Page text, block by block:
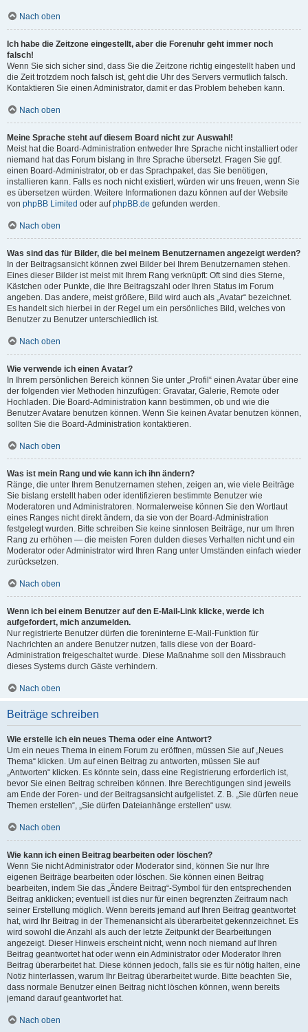
Nach oben
Ich habe die Zeitzone eingestellt, aber die Forenuhr geht immer noch
falsch!
Wenn Sie sich sicher sind, dass Sie die Zeitzone richtig eingestellt haben und
die Zeit trotzdem noch falsch ist, geht die Uhr des Servers vermutlich falsch.
Kontaktieren Sie einen Administrator, damit er das Problem beheben kann.
Nach oben
Meine Sprache steht auf diesem Board nicht zur Auswahl!
Meist hat die Board-Administration entweder Ihre Sprache nicht installiert oder
niemand hat das Forum bislang in Ihre Sprache übersetzt. Fragen Sie ggf.
einen Board-Administrator, ob er das Sprachpaket, das Sie benötigen,
installieren kann. Falls es noch nicht existiert, würden wir uns freuen, wenn Sie
es übersetzen würden. Weitere Informationen dazu können auf der Website
von phpBB Limited oder aufphpBB.de gefunden werden.
Nach oben
Was sind das für Bilder, die bei meinem Benutzernamen angezeigt werden?
In der Beitragsansicht können zwei Bilder bei Ihrem Benutzernamen stehen.
Eines dieser Bilder ist meist mit Ihrem Rang verknüpft: Oft sind dies Sterne,
Kästchen oder Punkte, die Ihre Beitragszahl oder Ihren Status im Forum
angeben. Das andere, meist größere, Bild wird auch als „Avatar“ bezeichnet.
Es handelt sich hierbei in der Regel um ein persönliches Bild, welches von
Benutzer zu Benutzer unterschiedlich ist.
Nach oben
Wie verwende ich einen Avatar?
In Ihrem persönlichen Bereich können Sie unter „Profil“ einen Avatar über eine
der folgenden vier Methoden hinzufügen: Gravatar, Galerie, Remote oder
Hochladen. Die Board-Administration kann bestimmen, ob und wie die
Benutzer Avatare benutzen können. Wenn Sie keinen Avatar benutzen können,
sollten Sie die Board-Administration kontaktieren.
Nach oben
Was ist mein Rang und wie kann ich ihn ändern?
Ränge, die unter Ihrem Benutzernamen stehen, zeigen an, wie viele Beiträge
Sie bislang erstellt haben oder identifizieren bestimmte Benutzer wie
Moderatoren und Administratoren. Normalerweise können Sie den Wortlaut
eines Ranges nicht direkt ändern, da sie von der Board-Administration
festgelegt wurden. Bitte schreiben Sie keine sinnlosen Beiträge, nur um Ihren
Rang zu erhöhen — die meisten Foren dulden dieses Verhalten nicht und ein
Moderator oder Administrator wird Ihren Rang unter Umständen einfach wieder
zurücksetzen.
Nach oben
Wenn ich bei einem Benutzer auf den E-Mail-Link klicke, werde ich
aufgefordert, mich anzumelden.
Nur registrierte Benutzer dürfen die foreninterne E-Mail-Funktion für
Nachrichten an andere Benutzer nutzen, falls diese von der Board-
Administration freigeschaltet wurde. Diese Maßnahme soll den Missbrauch
dieses Systems durch Gäste verhindern.
Nach oben
Beiträge schreiben
Wie erstelle ich ein neues Thema oder eine Antwort?
Um ein neues Thema in einem Forum zu eröffnen, müssen Sie auf „Neues
Thema“ klicken. Um auf einen Beitrag zu antworten, müssen Sie auf
„Antworten“ klicken. Es könnte sein, dass eine Registrierung erforderlich ist,
bevor Sie einen Beitrag schreiben können. Ihre Berechtigungen sind jeweils
am Ende der Foren- und der Beitragsansicht aufgelistet. Z. B. „Sie dürfen neue
Themen erstellen“, „Sie dürfen Dateianhänge erstellen“ usw.
Nach oben
Wie kann ich einen Beitrag bearbeiten oder löschen?
Wenn Sie nicht Administrator oder Moderator sind, können Sie nur Ihre
eigenen Beiträge bearbeiten oder löschen. Sie können einen Beitrag
bearbeiten, indem Sie das „Ändere Beitrag“-Symbol für den entsprechenden
Beitrag anklicken; eventuell ist dies nur für einen begrenzten Zeitraum nach
seiner Erstellung möglich. Wenn bereits jemand auf Ihren Beitrag geantwortet
hat, wird Ihr Beitrag in der Themenansicht als überarbeitet gekennzeichnet. Es
wird sowohl die Anzahl als auch der letzte Zeitpunkt der Bearbeitungen
angezeigt. Dieser Hinweis erscheint nicht, wenn noch niemand auf Ihren
Beitrag geantwortet hat oder wenn ein Administrator oder Moderator Ihren
Beitrag überarbeitet hat. Diese können jedoch, falls sie es für nötig halten, eine
Notiz hinterlassen, warum Ihr Beitrag überarbeitet wurde. Bitte beachten Sie,
dass normale Benutzer einen Beitrag nicht löschen können, wenn bereits
jemand darauf geantwortet hat.
Nach oben